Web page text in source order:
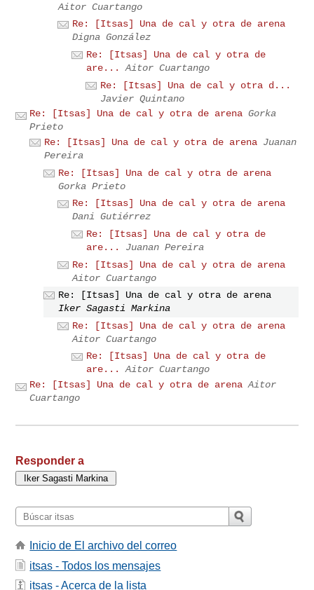
Aitor Cuartango
Re: [Itsas] Una de cal y otra de arena
Digna González
Re: [Itsas] Una de cal y otra de
are...
Aitor Cuartango
Re: [Itsas] Una de cal y otra d...
Javier Quintano
Re: [Itsas] Una de cal y otra de arena Gorka
Prieto
Re: [Itsas] Una de cal y otra de arena Juanan
Pereira
Re: [Itsas] Una de cal y otra de arena
Gorka Prieto
Re: [Itsas] Una de cal y otra de arena
Dani Gutiérrez
Re: [Itsas] Una de cal y otra de
are...
Juanan Pereira
Re: [Itsas] Una de cal y otra de arena
Aitor Cuartango
Re: [Itsas] Una de cal y otra de arena
Iker Sagasti Markina
Re: [Itsas] Una de cal y otra de arena
Aitor Cuartango
Re: [Itsas] Una de cal y otra de
are...
Aitor Cuartango
Re: [Itsas] Una de cal y otra de arena Aitor
Cuartango
Responder a
Inicio de El archivo del correo
itsas - Todos los mensajes
itsas - Acerca de la lista